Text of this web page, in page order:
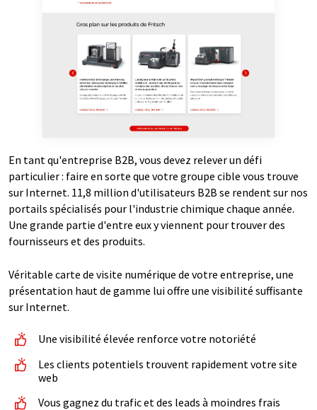
En tant qu'entreprise B2B, vous devez relever un défi
particulier : faire en sorte que votre groupe cible vous trouve
sur Internet. 11,8 million d'utilisateurs B2B se rendent sur nos
portails spécialisés pour l'industrie chimique chaque année.
Une grande partie d'entre eux y viennent pour trouver des
fournisseurs et des produits.
Véritable carte de visite numérique de votre entreprise, une
présentation haut de gamme lui offre une visibilité suffisante
sur Internet.
Une visibilité élevée renforce votre notoriété
Les clients potentiels trouvent rapidement votre site
web
Vous gagnez du trafic et des leads à moindres frais